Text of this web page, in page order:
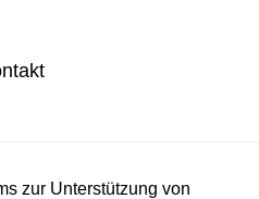
zur Unterstützung von